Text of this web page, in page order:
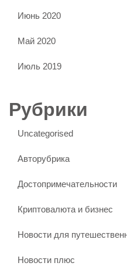
Июнь 2020
Май 2020
Июль 2019
Рубрики
Uncategorised
Авторубрика
Достопримечательности
Криптовалюта и бизнес
Новости для
Новости плюс